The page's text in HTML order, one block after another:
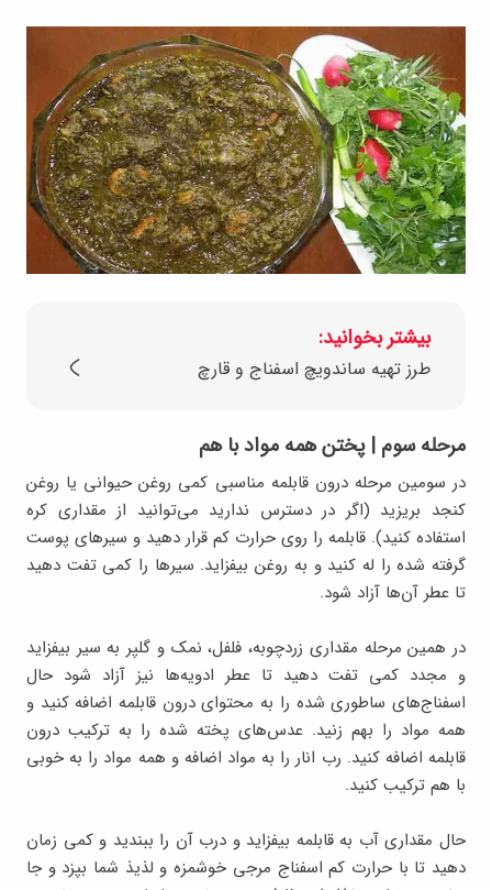
بیشتر بخوانید:
طرز تهیه ساندویچ اسفناج و قارچ
مرحله سوم | پختن همه مواد با هم
در سومین مرحله درون قابلمه مناسبی کمی روغن حیوانی یا روغن
کنجد بریزید (اگر در دسترس ندارید می‌توانید از مقداری کره
استفاده کنید). قابلمه را روی حرارت کم قرار دهید و سیر‌های پوست
گرفته شده را له کنید و به روغن بیفزاید. سیرها را کمی تفت دهید
تا عطر آن‌ها آزاد شود.
در همین مرحله مقداری زردچوبه، فلفل، نمک و گلپر به سیر بیفزاید
و مجدد کمی تفت دهید تا عطر ادویه‌ها نیز آزاد شود حال
اسفناج‌های ساطوری شده را به محتوای درون قابلمه اضافه کنید و
همه مواد را بهم زنید. عدس‌های پخته شده را به ترکیب درون
قابلمه اضافه کنید. رب انار را به مواد اضافه و همه مواد را به خوبی
با هم ترکیب کنید.
حال مقداری آب به قابلمه بیفزاید و درب آن را ببندید و کمی زمان
دهید تا با حرارت کم اسفناج مرجی خوشمزه و لذیذ شما بپزد و جا